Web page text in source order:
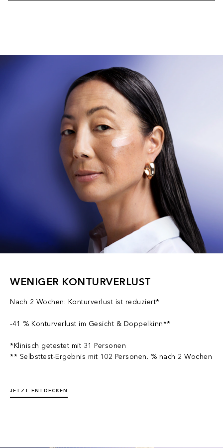
WENIGER KONTURVERLUST
Nach 2 Wochen: Konturverlust ist reduziert*
-41 % Konturverlust im Gesicht & Doppelkinn**
*Klinisch getestet mit 31 Personen
** Selbsttest-Ergebnis mit 102 Personen. % nach 2 Wochen
JETZT ENTDECKEN